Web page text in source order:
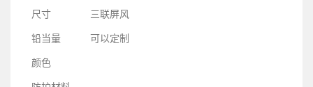
尺寸 三联屏风
铅当量 可以定制
颜色